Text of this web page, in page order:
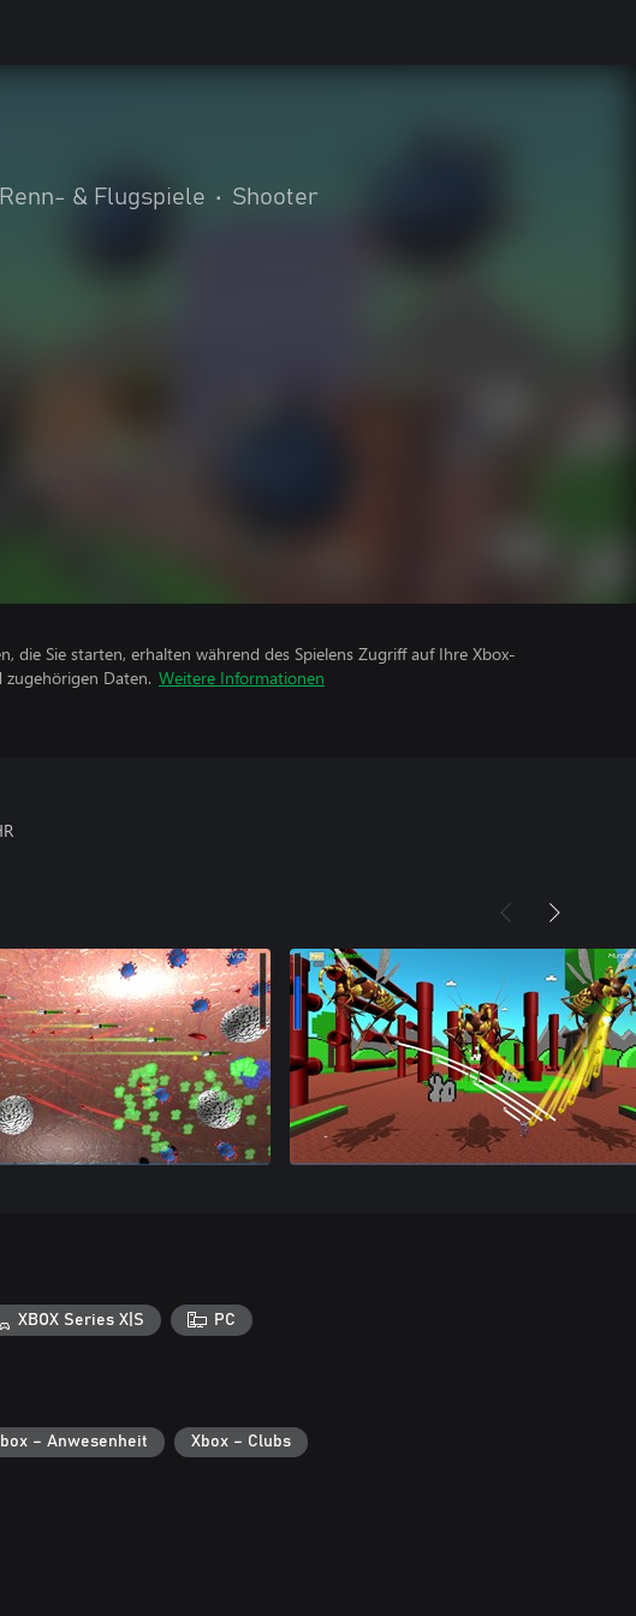
Renn- & Flugspiele • Shooter
die Sie starten, erhalten während des Spielens Zugriff auf Ihre Xbox-
Daten. Weitere Informationen
XBOX Series X|S PC
– Anwesenheit Xbox – Clubs